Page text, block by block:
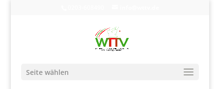
Seite wählen